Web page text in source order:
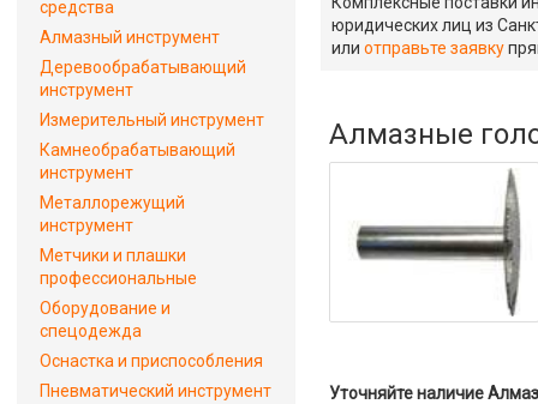
юридических лиц из
илиотправьте заявку
Алмазные
Уточняйте наличие
средства
Алмазный инструмент
Деревообрабатывающий
инструмент
Измерительный инструмент
Камнеобрабатывающий
инструмент
Металлорежущий
инструмент
Метчики и плашки
профессиональные
Оборудование и
спецодежда
Оснастка и приспособления
Пневматический инструмент